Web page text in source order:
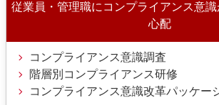
従業員・管理職にコンプライアンス意識
心配
コンプライアンス意識調査
階層別コンプライアンス研修
コンプライアンス意識改革パッケー